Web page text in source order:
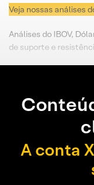
Veja nossas análises
Análises do IBOV,
de suporte e
A conta